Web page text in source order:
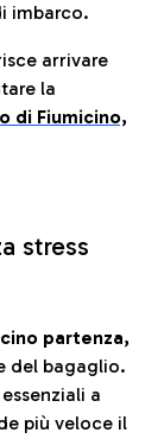
imbarco.
arrivare
la
di Fiumicino,
stress
partenza,
del bagaglio.
a
più veloce il